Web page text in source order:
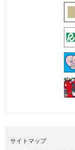
サイトマップ